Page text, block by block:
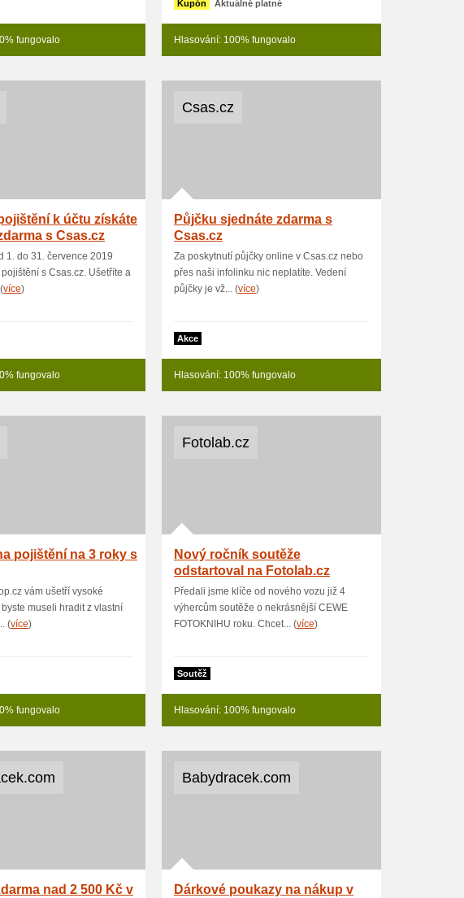
fungovalo
Kupón Aktuálně platné
Hlasování: 100% fungovalo
k účtu získáte
s Csas.cz
1. do 31. července 2019
s Csas.cz. Ušetříte a
více)
fungovalo
Csas.cz
Půjčku sjednáte zdarma s
Csas.cz
Za poskytnutí půjčky online v Csas.cz nebo
přes naši infolinku nic neplatíte. Vedení
půjčky je vž... (více)
Akce
Hlasování: 100% fungovalo
pojištění na 3 roky s
vám ušetří vysoké
museli hradit z vlastní
(více)
fungovalo
Fotolab.cz
Nový ročník soutěže
odstartoval na Fotolab.cz
Předali jsme klíče od nového vozu již 4
výhercům soutěže o nekrásnější CEWE
FOTOKNIHU roku. Chcet... (více)
Soutěž
Hlasování: 100% fungovalo
nad 2 500 Kč v
Babydracek.com
Dárkové poukazy na nákup v